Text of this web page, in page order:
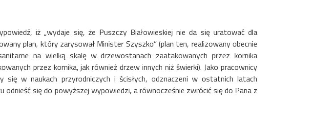
iż „wydaje się, że Puszczy Białowieskiej nie da się uratować dla
plan, który zarysował Minister Szyszko” (plan ten, realizowany obecnie
na wielką skalę w drzewostanach zaatakowanych przez kornika
przez kornika, jak również drzew innych niż świerki). Jako pracownicy
się w naukach przyrodniczych i ścisłych, odznaczeni w ostatnich latach
odnieść się do powyższej wypowiedzi, a równocześnie zwrócić się do Pana z